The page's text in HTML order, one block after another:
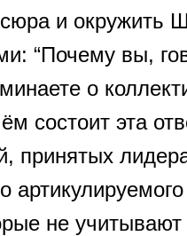
и окружить
“Почему вы,
о
состоит эта
принятых
не